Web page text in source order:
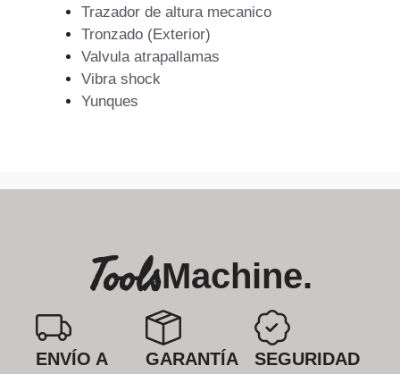
Trazador de altura mecanico
Tronzado (Exterior)
Valvula atrapallamas
Vibra shock
Yunques
ToolsMachine.
ENVÍO A
GARANTÍA
SEGURIDAD